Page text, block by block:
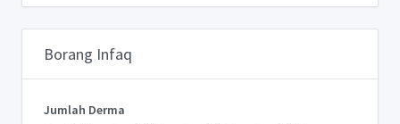
Borang Infaq
Jumlah Derma